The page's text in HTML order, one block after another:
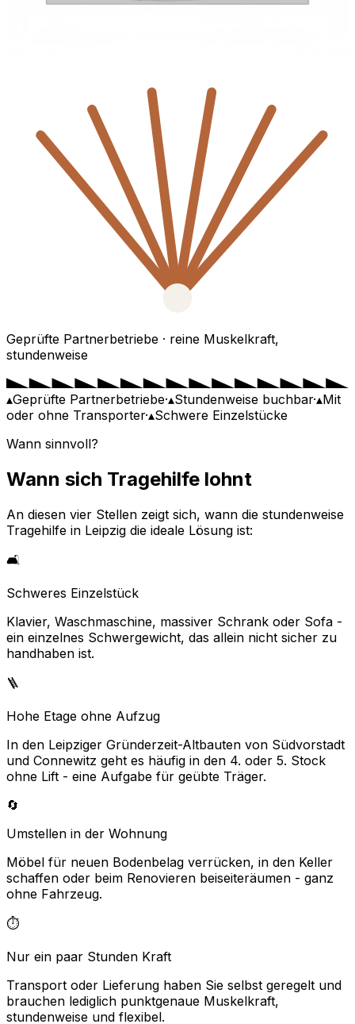
Geprüfte Partnerbetriebe · reine Muskelkraft,
stundenweise
▴Geprüfte Partnerbetriebe·▴Stundenweise buchbar·▴Mit
oder ohne Transporter·▴Schwere Einzelstücke
Wann sinnvoll?
Wann sich Tragehilfe lohnt
An diesen vier Stellen zeigt sich, wann die stundenweise
Tragehilfe in Leipzig die ideale Lösung ist:
🛋️
Schweres Einzelstück
Klavier, Waschmaschine, massiver Schrank oder Sofa -
ein einzelnes Schwergewicht, das allein nicht sicher zu
handhaben ist.
🪜
Hohe Etage ohne Aufzug
In den Leipziger Gründerzeit-Altbauten von Südvorstadt
und Connewitz geht es häufig in den 4. oder 5. Stock
ohne Lift - eine Aufgabe für geübte Träger.
🔄
Umstellen in der Wohnung
Möbel für neuen Bodenbelag verrücken, in den Keller
schaffen oder beim Renovieren beiseiteräumen - ganz
ohne Fahrzeug.
⏱️
Nur ein paar Stunden Kraft
Transport oder Lieferung haben Sie selbst geregelt und
brauchen lediglich punktgenaue Muskelkraft,
stundenweise und flexibel.